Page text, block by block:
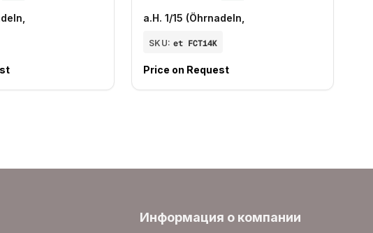
a.H. 1/15 (Öhrnadeln,
SKU: et FCT14K
Price on Request
Информация о компании